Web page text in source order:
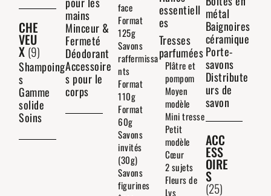
CHE
VEU
X (9)
Shampoing
s
Gamme
solide
Soins
mains
Minceur &
Fermeté
Déodorant
Accessoire
s pour le
corps
face
Format
125g
Savons
raffermissa
nts
Format
110g
Format
60g
Savons
invités
(30g)
Savons
figurines
essentiell
es
Tresses
parfumées
Plâtre et
pompom
Moyen
modèle
Mini tresse
Petit
modèle
Cœur
2 sujets
Fleurs de
Lys
métal
Baignoires
céramique
Porte-
savons
Distribute
urs de
savon
ACC
ESS
OIRE
S
(25)